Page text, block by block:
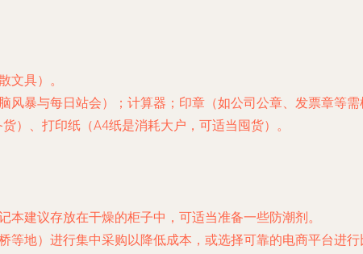
文具）。
风暴与每日站会）；计算器；印章（如公司公章、发票章等
）、打印纸（A4纸是消耗大户，可适当囤货）。
本建议存放在干燥的柜子中，可适当准备一些防潮剂。
等地）进行集中采购以降低成本，或选择可靠的电商平台进行